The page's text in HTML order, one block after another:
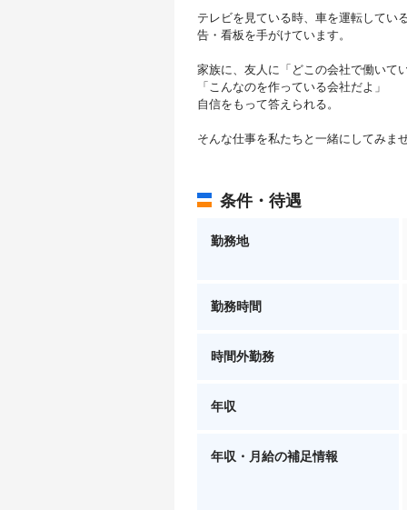
テレビを見ている時、車を運転してい
告・看板を手がけています。
家族に、友人に「どこの会社で働いて
「こんなのを作っている会社だよ」
自信をもって答えられる。
そんな仕事を私たちと一緒にしてみま
条件・待遇
勤務地
勤務時間
時間外勤務
年収
年収・月給の補足情報